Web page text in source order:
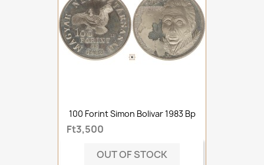
100 Forint Simon Bolivar 1983 Bp
Ft3,500
OUT OF STOCK